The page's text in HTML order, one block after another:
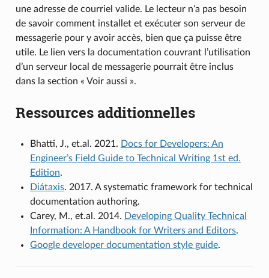
une adresse de courriel valide. Le lecteur n’a pas besoin
de savoir comment installet et exécuter son serveur de
messagerie pour y avoir accès, bien que ça puisse être
utile. Le lien vers la documentation couvrant l’utilisation
d’un serveur local de messagerie pourrait être inclus
dans la section « Voir aussi ».
Ressources additionnelles
Bhatti, J., et.al. 2021. Docs for Developers: An
Engineer’s Field Guide to Technical Writing 1st ed.
Edition.
Diátaxis. 2017. A systematic framework for technical
documentation authoring.
Carey, M., et.al. 2014. Developing Quality Technical
Information: A Handbook for Writers and Editors.
Google developer documentation style guide.